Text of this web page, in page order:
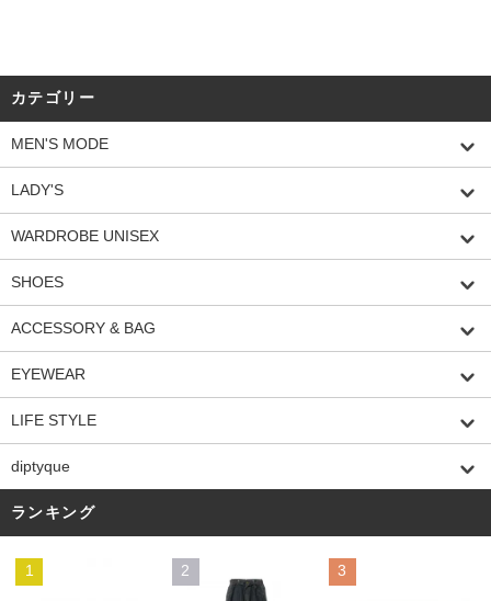
カテゴリー
MEN'S MODE
LADY'S
WARDROBE UNISEX
SHOES
ACCESSORY & BAG
EYEWEAR
LIFE STYLE
diptyque
ランキング
1 2 3